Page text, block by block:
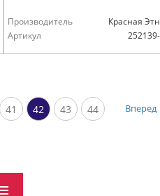
Производитель
Красная
Артикул
Вперед
41 42 43
44